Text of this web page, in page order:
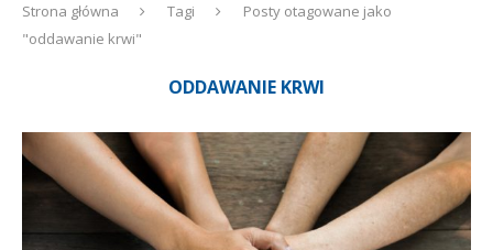
Strona główna Tagi
Posty otagowane jako
"oddawanie krwi"
ODDAWANIE KRWI